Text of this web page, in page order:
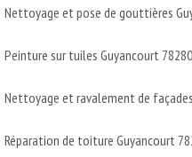
Nettoyage et pose de gouttières
Peinture sur tuiles Guyancourt 78280
Nettoyage et ravalement de
Réparation de toiture Guyancourt